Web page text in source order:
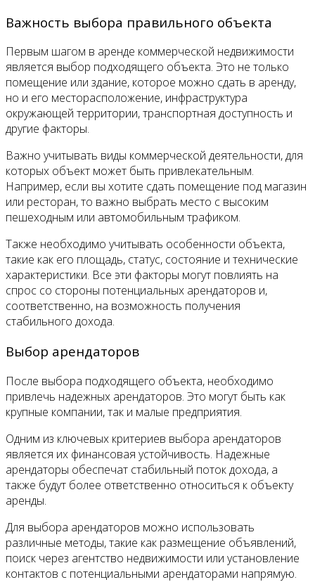
Важность выбора правильного объекта
Первым шагом в аренде коммерческой недвижимости
является выбор подходящего объекта. Это не только
помещение или здание, которое можно сдать в аренду,
но и его месторасположение, инфраструктура
окружающей территории, транспортная доступность и
другие факторы.
Важно учитывать виды коммерческой деятельности, для
которых объект может быть привлекательным.
Например, если вы хотите сдать помещение под магазин
или ресторан, то важно выбрать место с высоким
пешеходным или автомобильным трафиком.
Также необходимо учитывать особенности объекта,
такие как его площадь, статус, состояние и технические
характеристики. Все эти факторы могут повлиять на
спрос со стороны потенциальных арендаторов и,
соответственно, на возможность получения
стабильного дохода.
Выбор арендаторов
После выбора подходящего объекта, необходимо
привлечь надежных арендаторов. Это могут быть как
крупные компании, так и малые предприятия.
Одним из ключевых критериев выбора арендаторов
является их финансовая устойчивость. Надежные
арендаторы обеспечат стабильный поток дохода, а
также будут более ответственно относиться к объекту
аренды.
Для выбора арендаторов можно использовать
различные методы, такие как размещение объявлений,
поиск через агентство недвижимости или установление
контактов с потенциальными арендаторами напрямую.